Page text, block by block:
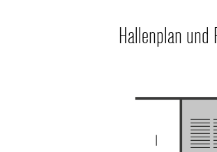
Hallenplan